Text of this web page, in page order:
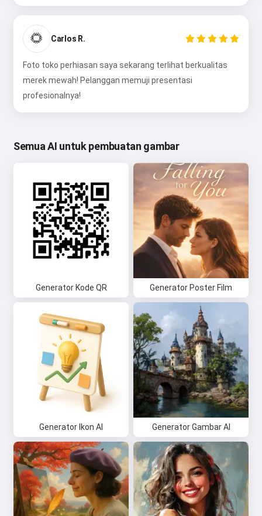
🌻 Carlos R.
Foto toko perhiasan saya sekarang terlihat berkualitas
merek mewah! Pelanggan memuji presentasi
profesionalnya!
Semua AI untuk pembuatan gambar
Generator Kode QR Generator Poster Film
Generator Ikon AI Generator Gambar AI